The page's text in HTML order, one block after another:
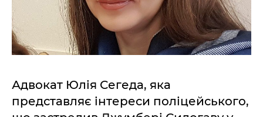
Адвокат Юлія Сегеда, яка
представляє інтереси поліцейського,